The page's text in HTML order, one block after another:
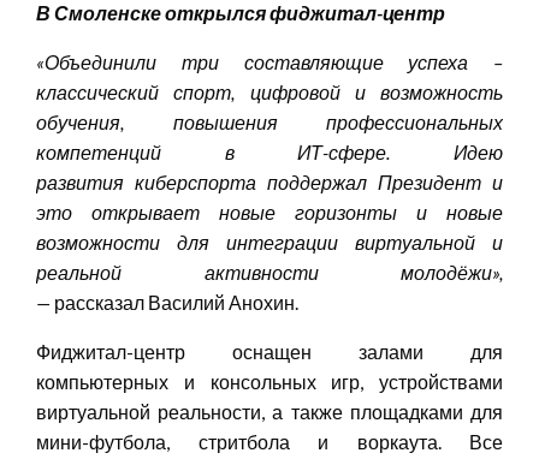
В Смоленскеоткрылсяфиджитал-центр
«Объединили три составляющие успеха –
классический спорт, цифровой и возможность
обучения, повышения профессиональных
компетенций вИТ-сфере.
Идею
развития киберспорта поддержал Президент и
это открывает новые горизонты и новые
возможности для интеграции виртуальной и
реальной активности молодёжи»,
— рассказал Василий Анохин.
Фиджитал-центр оснащен залами для
компьютерных и консольных игр, устройствами
виртуальной реальности, а также площадками для
мини-футбола, стритбола и воркаута. Все